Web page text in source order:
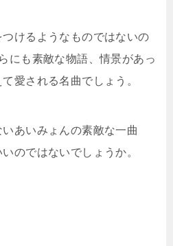
けるようなものではないの
にも素敵な物語、情景があっ
愛される名曲でしょう。
あいみょんの素敵な一曲
のではないでしょうか。